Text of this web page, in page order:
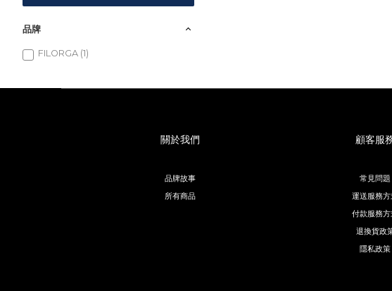
品牌
FILORGA (1)
關於我們
品牌故事
所有商品
顧客服
常見問題
運送服務
付款服務
退換貨政
隱私政策